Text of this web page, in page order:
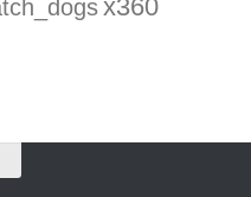
x360